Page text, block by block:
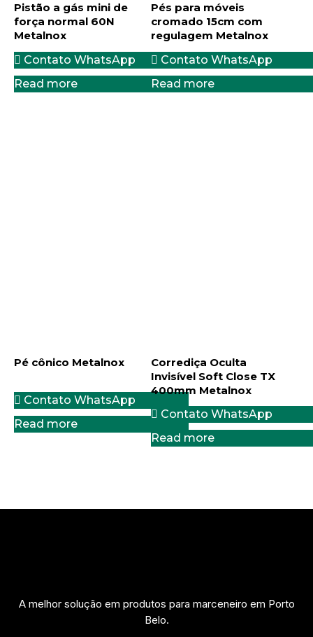
Pistão a gás mini de
força normal 60N
Metalnox
Contato WhatsApp
Read more
Pés para móveis
cromado 15cm com
regulagem Metalnox
Contato WhatsApp
Read more
Pé cônico Metalnox
Contato WhatsApp
Read more
Corrediça Oculta
Invisível Soft Close TX
400mm Metalnox
Contato WhatsApp
Read more
A melhor solução em produtos para marceneiro em Porto
Belo.